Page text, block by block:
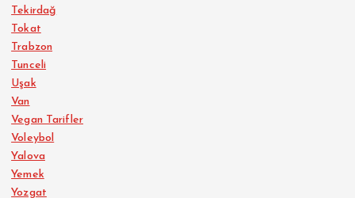
Tekirdağ
Tokat
Trabzon
Tunceli
Uşak
Van
Vegan Tarifler
Voleybol
Yalova
Yemek
Yozgat